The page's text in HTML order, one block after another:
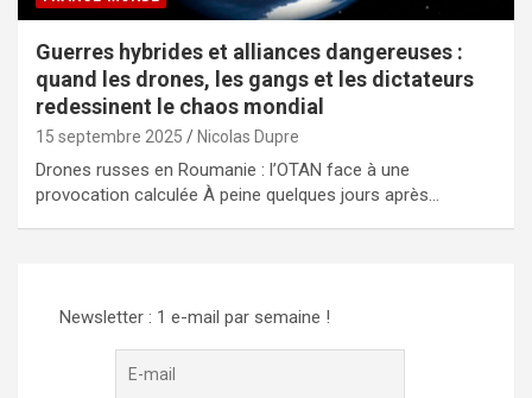
Guerres hybrides et alliances dangereuses :
quand les drones, les gangs et les dictateurs
redessinent le chaos mondial
15 septembre 2025 Nicolas Dupre
Drones russes en Roumanie : l’OTAN face à une
provocation calculée À peine quelques jours après…
Newsletter : 1 e-mail par semaine !